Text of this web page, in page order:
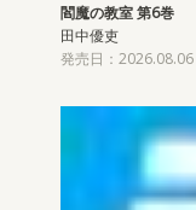
閻魔の教室 第6巻
田中優吏
発売日：2026.08.06